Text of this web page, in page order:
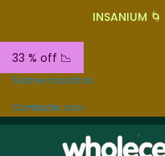
INSANIUM
33 % off 📉
Sobre nosotros
Contacte con